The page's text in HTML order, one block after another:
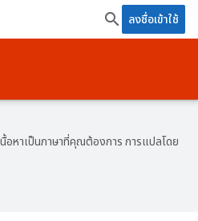
ลงชื่อเข้าใช้
อหาเป็นภาษาที่คุณต้องการ การแปลโดย